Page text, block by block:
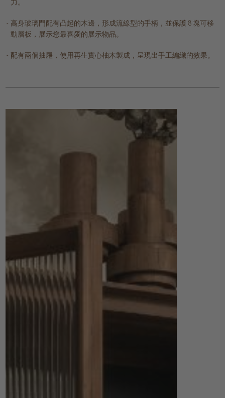
力。
高身玻璃門配有凸起的木邊，形成流線型的手柄，並保護 8 塊可移
動層板，展示您最喜愛的展示物品。
配有兩個抽屜，使用再生實心柚木製成，呈現出手工編織的效果。